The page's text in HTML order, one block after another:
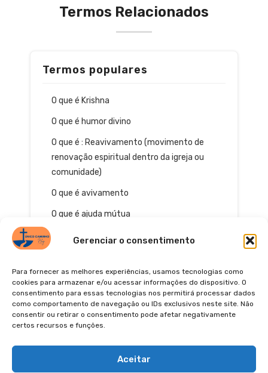
Gerenciar o consentimento
Para fornecer as melhores experiências, usamos tecnologias como
cookies para armazenar e/ou acessar informações do dispositivo. O
consentimento para essas tecnologias nos permitirá processar dados
como comportamento de navegação ou IDs exclusivos neste site. Não
consentir ou retirar o consentimento pode afetar negativamente
certos recursos e funções.
Aceitar
Termos Relacionados
Termos populares
O que é Krishna
O que é humor divino
O que é : Reavivamento (movimento de
renovação espiritual dentro da igreja ou
comunidade)
O que é avivamento
O que é ajuda mútua